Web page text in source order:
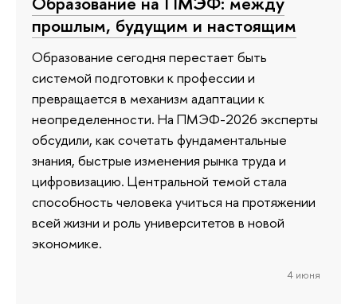
прошлым, будущим и настоящим
Образование сегодня перестает быть
системой подготовки к профессии и
превращается в механизм адаптации к
неопределенности. На ПМЭФ-2026 эксперты
обсудили, как сочетать фундаментальные
знания, быстрые изменения рынка труда и
цифровизацию. Центральной темой стала
способность человека учиться на протяжении
всей жизни и роль университетов в новой
экономике.
4 июня